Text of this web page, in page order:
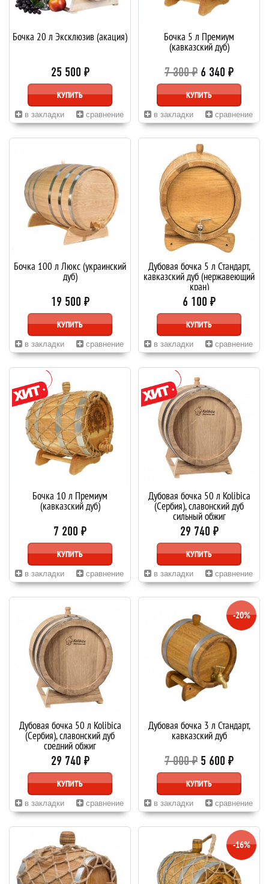
Бочка 20 л Эксклюзив (акация)
25 500 ₽
КУПИТЬ
в закладки сравнение
Бочка 5 л Премиум
(кавказский дуб)
7 300 ₽ 6 340 ₽
КУПИТЬ
в закладки сравнение
Бочка 100 л Люкс (украинский
дуб)
19 500 ₽
КУПИТЬ
в закладки сравнение
Дубовая бочка 5 л Стандарт,
кавказский дуб (нержавеющий
кран)
6 100 ₽
КУПИТЬ
в закладки сравнение
Бочка 10 л Премиум
(кавказский дуб)
7 200 ₽
КУПИТЬ
в закладки сравнение
Дубовая бочка 50 л Kolibica
(Сербия), славонский дуб
сильный обжиг
29 740 ₽
КУПИТЬ
в закладки сравнение
Дубовая бочка 50 л Kolibica
(Сербия), славонский дуб
средний обжиг
29 740 ₽
КУПИТЬ
в закладки сравнение
Дубовая бочка 3 л Стандарт,
кавказский дуб
7 000 ₽ 5 600 ₽
-20%
КУПИТЬ
в закладки сравнение
-16%